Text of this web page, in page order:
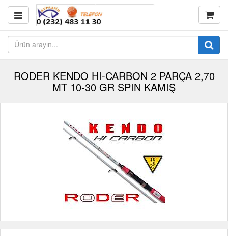
RODER KENDO HI-CARBON 2 PARÇA 2,70
MT 10-30 GR SPIN KAMIŞ